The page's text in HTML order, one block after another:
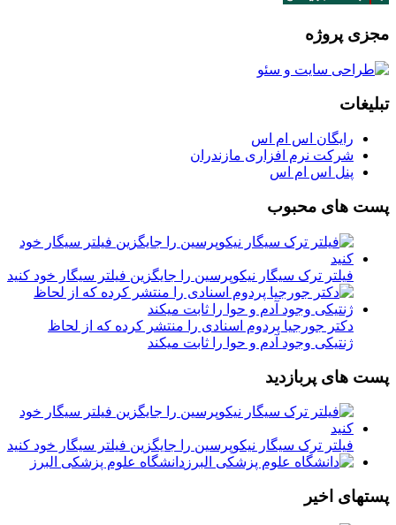
مجزی پروژه
تبلیغات
رایگان اس ام اس
شرکت نرم افزاری مازندران
پنل اس ام اس
پست های محبوب
فیلتر ترک سیگار نیکوپرسین را جایگزین فیلتر سیگار خود کنید
دکتر جورجیا پردوم اسنادی را منتشر کرده که از لحاظ
ژنتیکی وجود آدم و حوا را ثابت میکند
پست های پربازدید
فیلتر ترک سیگار نیکوپرسین را جایگزین فیلتر سیگار خود کنید
دانشگاه علوم پزشکی البرز
پستهای اخیر